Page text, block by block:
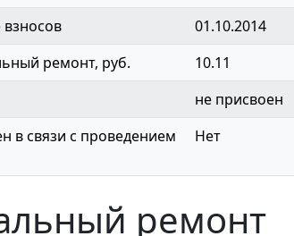
взносов
01.10.2014
ремонт, руб.
10.11
не присвоен
в связи с проведением
Нет
ремонт